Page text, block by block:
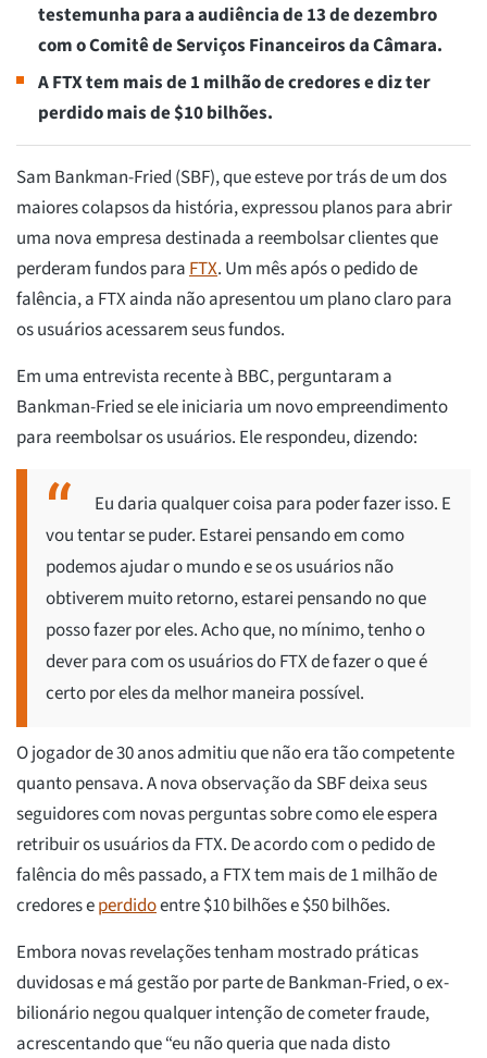
testemunha para a audiência de 13 de dezembro
com o Comitê de Serviços Financeiros da Câmara.
A FTX tem mais de 1 milhão de credores e diz ter
perdido mais de $10 bilhões.
Sam Bankman-Fried (SBF), que esteve por trás de um dos
maiores colapsos da história, expressou planos para abrir
uma nova empresa destinada a reembolsar clientes que
perderam fundos para FTX. Um mês após o pedido de
falência, a FTX ainda não apresentou um plano claro para
os usuários acessarem seus fundos.
Em uma entrevista recente à BBC, perguntaram a
Bankman-Fried se ele iniciaria um novo empreendimento
para reembolsar os usuários. Ele respondeu, dizendo:
Eu daria qualquer coisa para poder fazer isso. E
vou tentar se puder. Estarei pensando em como
podemos ajudar o mundo e se os usuários não
obtiverem muito retorno, estarei pensando no que
posso fazer por eles. Acho que, no mínimo, tenho o
dever para com os usuários do FTX de fazer o que é
certo por eles da melhor maneira possível.
O jogador de 30 anos admitiu que não era tão competente
quanto pensava. A nova observação da SBF deixa seus
seguidores com novas perguntas sobre como ele espera
retribuir os usuários da FTX. De acordo com o pedido de
falência do mês passado, a FTX tem mais de 1 milhão de
credores eperdidoentre $10 bilhões e $50 bilhões.
Embora novas revelações tenham mostrado práticas
duvidosas e má gestão por parte de Bankman-Fried, o ex-
bilionário negou qualquer intenção de cometer fraude,
acrescentando que “eu não queria que nada disto